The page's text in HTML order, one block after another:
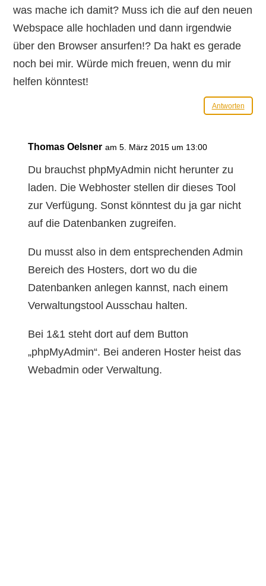
was mache ich damit? Muss ich die auf den neuen
Webspace alle hochladen und dann irgendwie
über den Browser ansurfen!? Da hakt es gerade
noch bei mir. Würde mich freuen, wenn du mir
helfen könntest!
Antworten
Thomas Oelsner am 5. März 2015 um 13:00
Du brauchst phpMyAdmin nicht herunter zu
laden. Die Webhoster stellen dir dieses Tool
zur Verfügung. Sonst könntest du ja gar nicht
auf die Datenbanken zugreifen.
Du musst also in dem entsprechenden Admin
Bereich des Hosters, dort wo du die
Datenbanken anlegen kannst, nach einem
Verwaltungstool Ausschau halten.
Bei 1&1 steht dort auf dem Button
„phpMyAdmin“. Bei anderen Hoster heist das
Webadmin oder Verwaltung.